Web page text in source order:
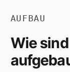
AUFBAU
Wie